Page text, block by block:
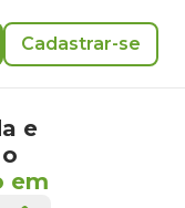
Cadastrar-se
e
em